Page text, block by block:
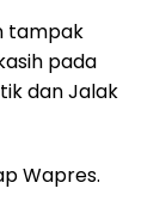
tampak
pada
dan Jalak
Wapres.